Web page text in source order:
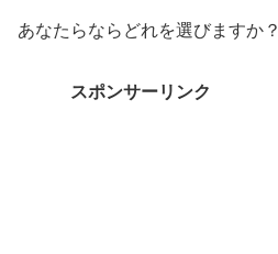
あなたらならどれを選びますか？
スポンサーリンク